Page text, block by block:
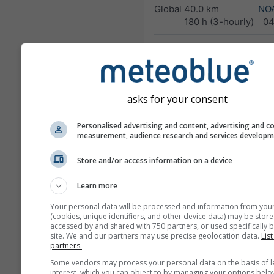
Global 40.0 km
180 h (3-hourly)
NAM-12
America
12.0 km
84 h (3-
hourly)
North America 5.0 km
48 h
NAM-3
HRRR-2
North America 3.0 km
17 h
FV3-5
asks for your consent
Personalised advertising and content, advertising and
measurement, audience research and services
Store and/or access information on a device
Learn more
Your personal data will be processed and information from
(cookies, unique identifiers, and other device data) may be
accessed by and shared with 750 partners, or used specifically
site. We and our partners may use precise geolocation data.
partners.
Some vendors may process your personal data on the basis of